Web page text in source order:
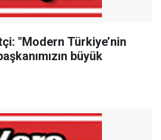
"Modern Türkiye’nin
büyük